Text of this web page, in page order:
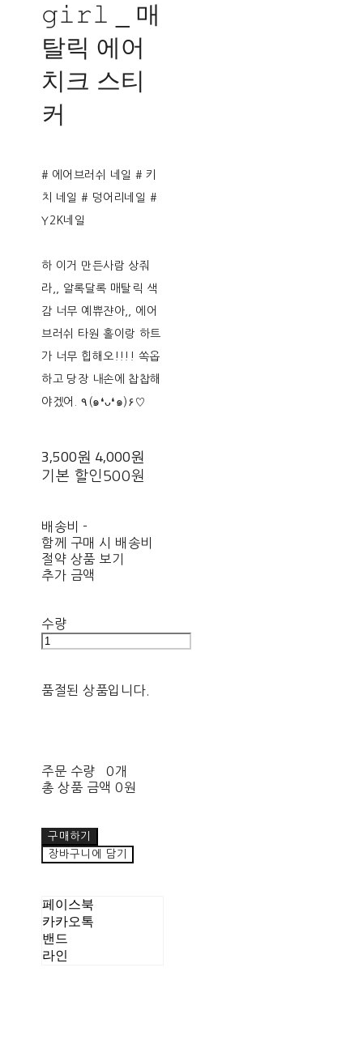
𝚐𝚒𝚛𝚕 _ 매
탈릭 에어
치크 스티
커
# 에어브러쉬 네일 # 키
치 네일 # 덩어리네일 #
Y2K네일
하 이거 만든사람 상줘
라,, 알록달록 매탈릭 색
감 너무 예쀼쟌아,, 에어
브러쉬 타원 홀이랑 하트
가 너무 힙해오!!!! 쏙옵
하고 당장 내손에 찹찹해
야겠어. ٩(๑❛ᴗ❛๑)۶♡
3,500원 4,000원
기본 할인 500원
배송비 -
함께 구매 시 배송비
절약 상품 보기
추가 금액
수량
품절된 상품입니다.
주문 수량
0개
총 상품 금액 0원
구매하기
장바구니에 담기
페이스북
카카오톡
밴드
라인